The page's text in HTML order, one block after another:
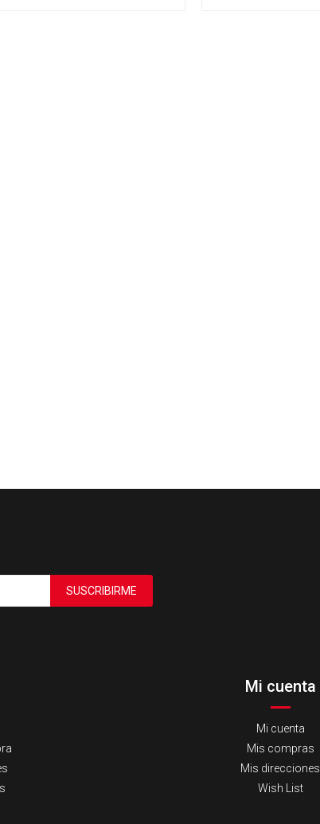
Mi cuenta
Mi cuenta
Mis compras
Mis direcciones
Wish List
SUSCRIBIRME